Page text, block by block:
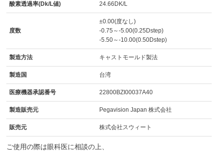
酸素透過率(Dk/L値) 24.66DK/L
度数
±0.00(度なし)
-0.75～-5.00(0.25Dstep)
-5.50～-10.00(0.50Dstep)
製造方法 キャストモールド製法
製造国 台湾
医療機器承認番号 22800BZI00037A40
製造販売元 Pegavision Japan 株式会社
販売元 株式会社スウィート
ご使用の際は眼科医に相談の上、